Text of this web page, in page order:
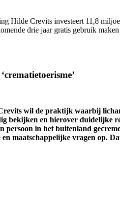
Hilde Crevits investeert 11,8
drie jaar gratis gebruik
wil de praktijk waarbij
bekijken en hierover
persoon in het buitenland
maatschappelijke vragen op.